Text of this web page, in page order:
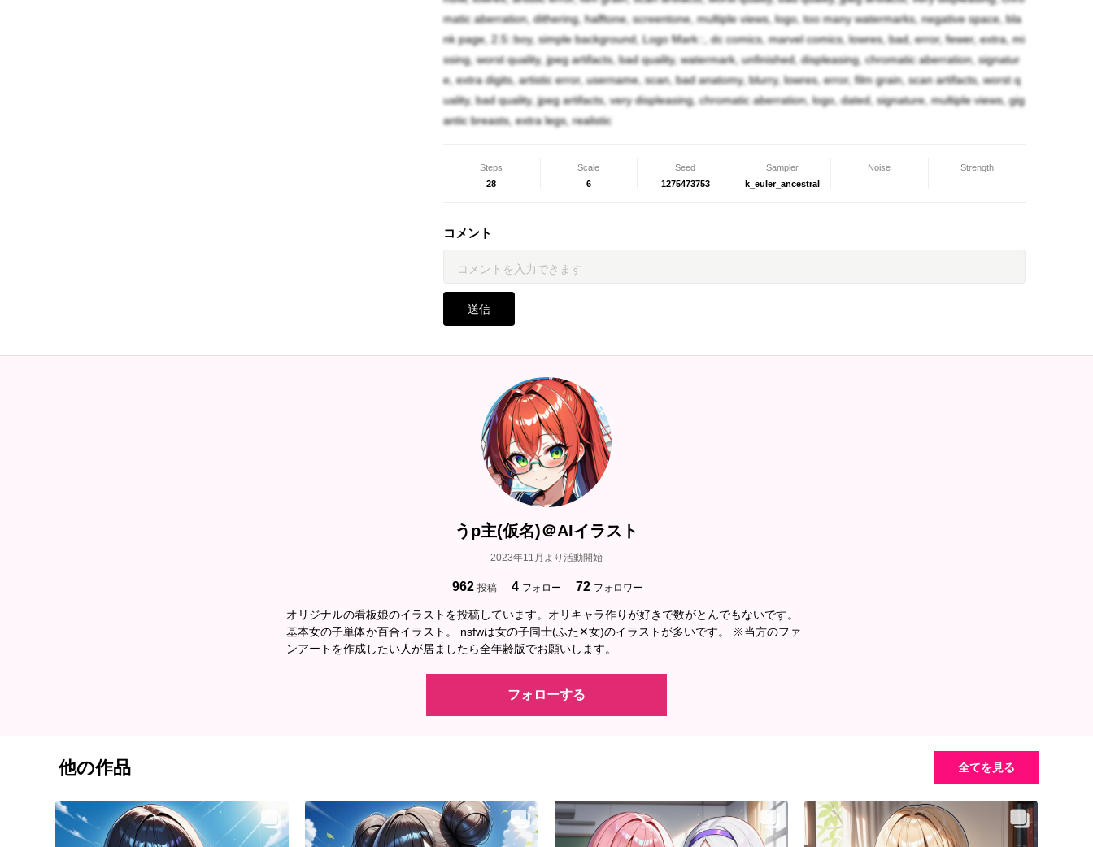
バレリア「詳しい事は後で話すから、この娘を見てあげて！」
樹理「肌が黄色いしプルプルしてる！こんな娘初めて見た！」
大地「ワタシ、盛岡大地言イマス。」
アニータ「取り敢えずファラかスクージャ呼んで来て頂戴！あの娘達なら何とか出来ると思う
matic aberration, dithering, halftone, screentone, multiple views, logo, too many watermarks, negative space, bla
nk page, 2.5::boy, simple background, Logo Mark::, dc comics, marvel comics, lowres, bad, error, fewer, extra, mi
ssing, worst quality, jpeg artifacts, bad quality, watermark, unfinished, displeasing, chromatic aberration, signatur
e, extra digits, artistic error, username, scan, bad anatomy, blurry, lowres, error, film grain, scan artifacts, worst q
uality, bad quality, jpeg artifacts, very displeasing, chromatic aberration, logo, dated, signature, multiple views, gig
antic breasts, extra legs, realistic
Steps
28
Scale
6
Seed
1275473753
Sampler
k_euler_ancestral
Noise Strength
コメント
送信
うp主(仮名)＠AIイラスト
2023年11月より活動開始
962 投稿 4 フォロー 72 フォロワー
オリジナルの看板娘のイラストを投稿しています。オリキャラ作りが好きで数がとんでもないです。
基本女の子単体か百合イラスト。 nsfwは女の子同士(ふた✕女)のイラストが多いです。 ※当方のファ
ンアートを作成したい人が居ましたら全年齢版でお願いします。
フォローする
他の作品 全てを見る